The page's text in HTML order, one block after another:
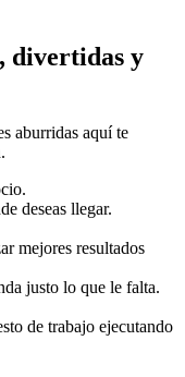
divertidas y
aburridas aquí te
deseas llegar.
mejores resultados
justo lo que le falta.
de trabajo ejecutando